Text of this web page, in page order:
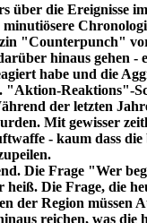
die Ereignisse
minutiösere
"Counterpunch"
hinaus gehen
habe und die
Reaktions"-
der letzten
Mit gewisser
- kaum dass
Die Frage "Wer
Die Frage, die
der Region
reichen, was